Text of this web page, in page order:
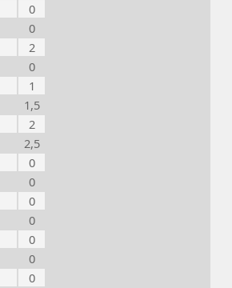
0
0
2
0
1
1,5
2
2,5
0
0
0
0
0
0
0